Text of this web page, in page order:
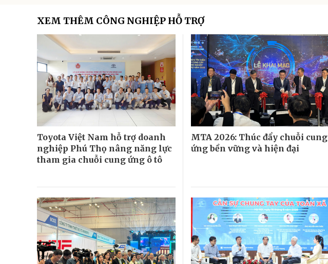
XEM THÊM CÔNG NGHIỆP HỖ TRỢ
Toyota Việt Nam hỗ trợ doanh
nghiệp Phú Thọ nâng năng lực
tham gia chuỗi cung ứng ô tô
MTA 2026: Thúc đẩy chuỗi cung
ứng bền vững và hiện đại